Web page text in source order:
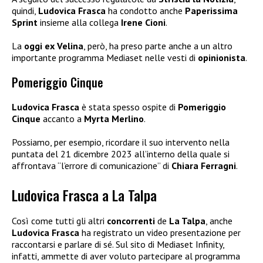
quindi, Ludovica Frasca ha condotto anche Paperissima
Sprint insieme alla collega Irene Cioni.
La oggi ex Velina , però, ha preso parte anche a un altro
importante programma Mediaset nelle vesti di opinionista.
Pomeriggio Cinque
Ludovica Frasca è stata spesso ospite di Pomeriggio
Cinque accanto a Myrta Merlino.
Possiamo, per esempio, ricordare il suo intervento nella
puntata del 21 dicembre 2023 all’interno della quale si
affrontava “l’errore di comunicazione” di Chiara Ferragni.
Ludovica Frasca a La Talpa
Così come tutti gli altri concorrenti de La Talpa, anche
Ludovica Frasca ha registrato un video presentazione per
raccontarsi e parlare di sé. Sul sito di Mediaset Infinity,
infatti, ammette di aver voluto partecipare al programma